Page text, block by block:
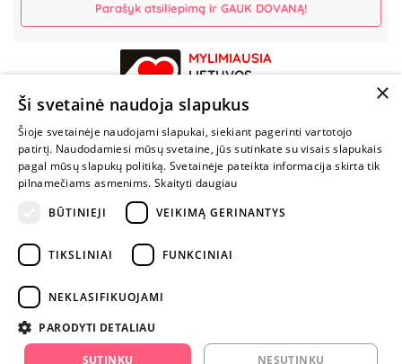
Parašyk atsiliepimą ir GAUK DOVANĄ!
MYLIMIAUSIA
LIETUVOS
PARDUOTUVĖ
NENUSTOK
ŽAISTI
+370 600 84088
info@fantazijos.lt
P. Lukšio g. 2, Vilnius ("Sigma" teritorija)
facebook.com/Fantazijos.lt
instagram.com/fantazijos.lt
×
Ši svetainė naudoja slapukus
Šioje svetainėje naudojami slapukai, siekiant pagerinti vartotojo
patirtį. Naudodamiesi mūsų svetaine, jūs sutinkate su visais slapukais
pagal mūsų slapukų politiką. Svetainėje pateikta informacija skirta tik
pilnamečiams asmenims. Skaityti daugiau
BŪTINIEJI
VEIKIMĄ GERINANTYS
TIKSLINIAI FUNKCINIAI
NEKLASIFIKUOJAMI
PARODYTI DETALIAU
SUTINKU NESUTINKU